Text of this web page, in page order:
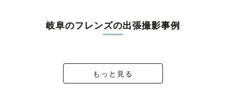
料金は全国どこでも一律。わかりやすく安心の価格設定です。オ
リジナルの研修と厳正な審査に合格し、撮影技術やホスピタリテ
岐阜のフレンズの出張撮影事例
もっと見る